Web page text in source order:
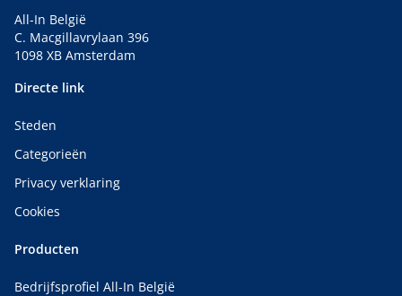
All-In België
C. Macgillavrylaan 396
1098 XB Amsterdam
Directe link
Steden
Categorieën
Privacy verklaring
Cookies
Producten
Bedrijfsprofiel All-In België